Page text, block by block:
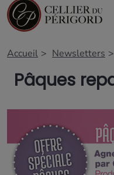
Accueil Newsletters
Pâques